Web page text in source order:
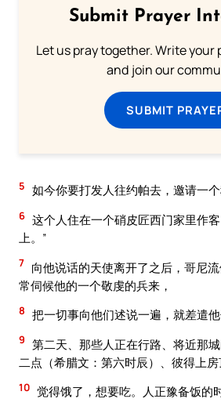
Submit Prayer
Let us pray together. Write
and join our
SUBMIT
5 如今你要打发人往约帕去，邀请一个
6 这个人住在一个硝皮匠西门家里作
上。”
7 向他说话的天使离开了之后，哥尼
常伺候他的一个敬虔的兵来，
8 把一切事向他们述说一遍，就差遣他
9 第二天、那些人正在行路、将近那
二点（希腊文：第六时辰）、彼得上房
10 觉得饿了，想要吃。人正豫备饭的